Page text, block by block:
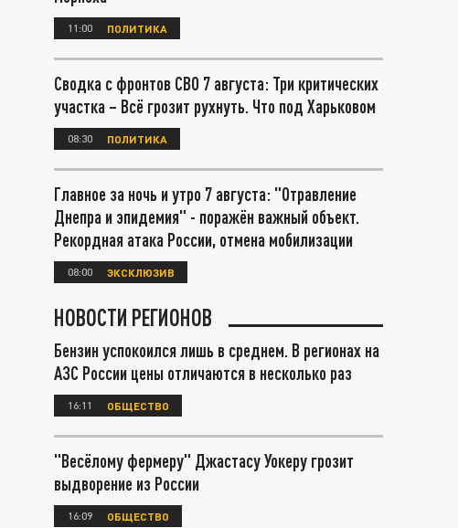
11:00 ПОЛИТИКА
Сводка с фронтов СВО 7 августа: Три критических
участка – Всё грозит рухнуть. Что под Харьковом
08:30 ПОЛИТИКА
Главное за ночь и утро 7 августа: "Отравление
Днепра и эпидемия" - поражён важный объект.
Рекордная атака России, отмена мобилизации
08:00 ЭКСКЛЮЗИВ
НОВОСТИ РЕГИОНОВ
Бензин успокоился лишь в среднем. В регионах на
АЗС России цены отличаются в несколько раз
16:11 ОБЩЕСТВО
"Весёлому фермеру" Джастасу Уокеру грозит
выдворение из России
16:09 ОБЩЕСТВО